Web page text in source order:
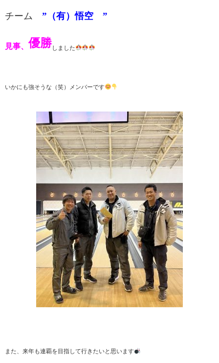
チーム ”（有）悟空 ”
見事、 優勝しました
いかにも強そうな（笑）メンバーです
また、来年も連覇を目指して行きたいと思います